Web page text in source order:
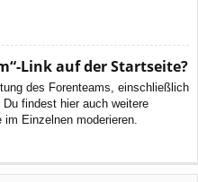
Link auf der Startseite?
des Forenteams, einschließlich
findest hier auch weitere
Einzelnen moderieren.